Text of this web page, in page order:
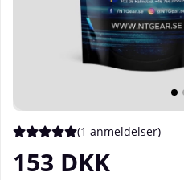
Gennemsnitlig vurdering 5 ud
(1 anmeldelser)
153 DKK